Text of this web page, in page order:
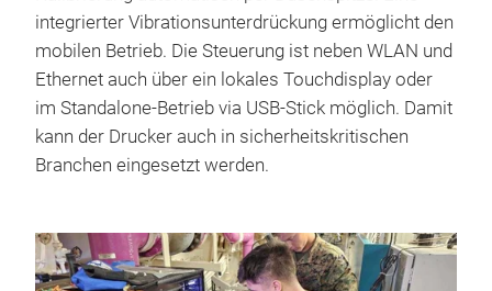
integrierter Vibrationsunterdrückung ermöglicht den
mobilen Betrieb. Die Steuerung ist neben WLAN und
Ethernet auch über ein lokales Touchdisplay oder
im Standalone-Betrieb via USB-Stick möglich. Damit
kann der Drucker auch in sicherheitskritischen
Branchen eingesetzt werden.